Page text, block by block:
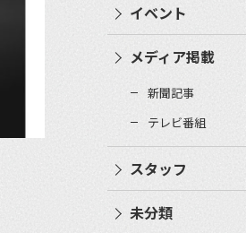
イベント
メディア掲載
新聞記事
テレビ番組
スタッフ
未分類